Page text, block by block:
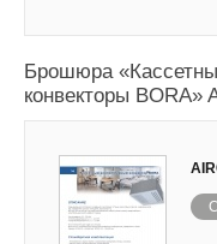
Брошюра
конвекторы BORA»